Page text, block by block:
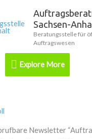
Sachsen-
Beratungsstelle für
Auftragswesen
Explore
More
Explore More
Newsletter